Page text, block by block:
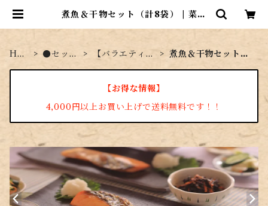
煮魚＆干物セット（計8袋） | 菜々
HO
●セット
【バラエティセ
煮魚＆干物セット
【お得な情報】
4,000円以上お買い上げで送料無料です！！